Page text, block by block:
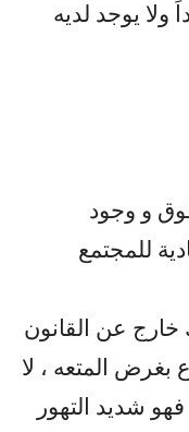
ولا يوجد لديه
و وجود
للمجتمع
عن القانون
بغرض المتعه ، لا
شديد التهور